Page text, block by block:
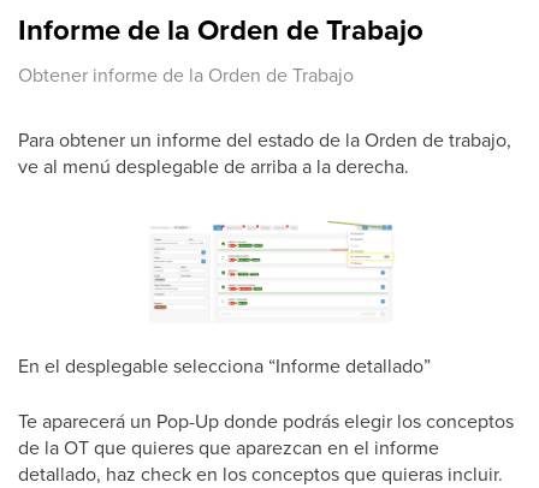
Informe de la Orden de Trabajo
Obtener informe de la Orden de Trabajo
Para obtener un informe del estado de la Orden de trabajo,
ve al menú desplegable de arriba a la derecha.
En el desplegable selecciona “Informe detallado”
Te aparecerá un Pop-Up donde podrás elegir los conceptos
de la OT que quieres que aparezcan en el informe
detallado, haz check en los conceptos que quieras incluir.